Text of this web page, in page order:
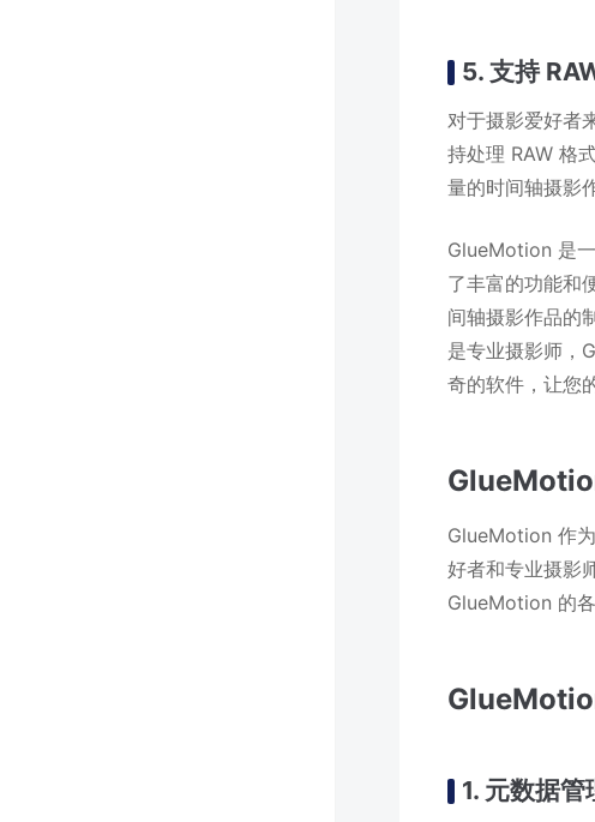
5. 支持
对于摄影爱好者
持处理 RAW 格
量的时间轴摄影
GlueMotion 是
了丰富的功能和
间轴摄影作品的
是专业摄影师，
奇的软件，让您
GlueMotion 作
好者和专业摄影
GlueMotion 的
1. 元数据管